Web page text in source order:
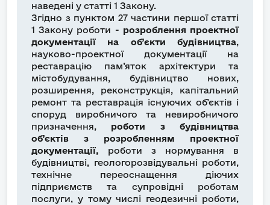
наведені у статті 1 Закону.
Згідно з пунктом 27 частини першої статті
1 Закону роботи - розроблення проектної
документації на об’єкти будівництва,
науково-проектної документації на
реставрацію пам’яток архітектури та
містобудування, будівництво нових,
розширення, реконструкція, капітальний
ремонт та реставрація існуючих об’єктів і
споруд виробничого та невиробничого
призначення, роботи з будівництва
об’єктів з розробленням проектної
документації, роботи з нормування в
будівництві, геологорозвідувальні роботи,
технічне переоснащення діючих
підприємств та супровідні роботам
послуги, у тому числі геодезичні роботи,